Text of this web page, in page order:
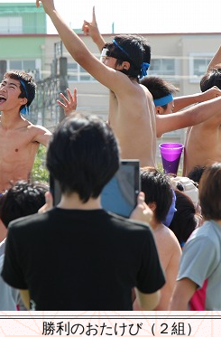
勝利のおたけび（２組）